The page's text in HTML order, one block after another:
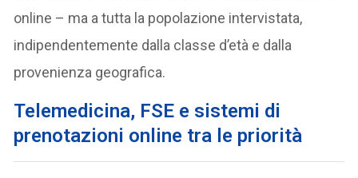
online – ma a tutta la popolazione intervistata,
indipendentemente dalla classe d’età e dalla
provenienza geografica.
Telemedicina, FSE e sistemi di
prenotazioni online tra le priorità